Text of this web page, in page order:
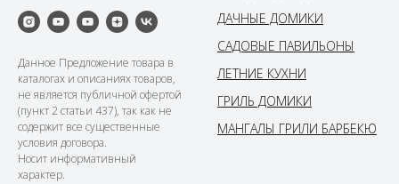
Данное Предложение товара в
каталогах и описаниях товаров,
не является публичной офертой
(пункт 2 статьи 437), так как не
содержит все существенные
условия договора.
Носит информативный
характер.
ДАЧНЫЕ ДОМИКИ
САДОВЫЕ ПАВИЛЬОНЫ
ЛЕТНИЕ КУХНИ
ГРИЛЬ ДОМИКИ
МАНГАЛЫ ГРИЛИ БАРБЕКЮ